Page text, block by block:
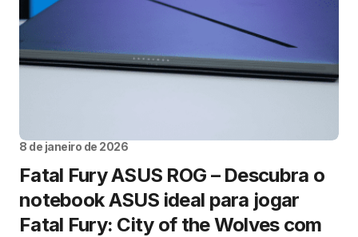
8 de janeiro de 2026
Fatal Fury ASUS ROG – Descubra o
notebook ASUS ideal para jogar
Fatal Fury: City of the Wolves com